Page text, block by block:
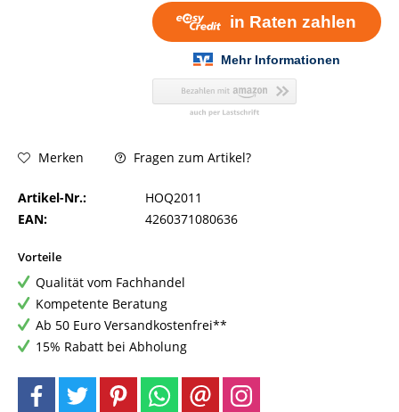
Merken Fragen zum Artikel?
Artikel-Nr.:
HOQ2011
EAN:
4260371080636
Vorteile
Qualität vom Fachhandel
Kompetente Beratung
Ab 50 Euro Versandkostenfrei**
15% Rabatt bei Abholung